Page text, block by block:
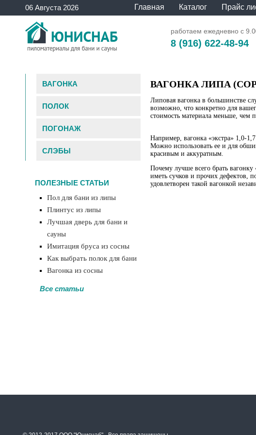
06 Августа 2026 Главная Каталог Прайс
работаем ежедневно с
8 (916) 622-48-94
ВАГОНКА ЛИПА
Липовая вагонка в большинстве
возможно, что конкретно для
стоимость материала меньше, чем
Например, вагонка «экстра» 1,0-
Можно использовать ее и для
красивым и аккуратным.
Почему лучше всего брать вагонку
иметь сучков и прочих дефектов,
удовлетворен такой вагонкой
ВАГОНКА
ПОЛОК
ПОГОНАЖ
СЛЭБЫ
ПОЛЕЗНЫЕ СТАТЬИ
Пол для бани из липы
Плинтус из липы
Лучшая дверь для бани и
сауны
Имитация бруса из сосны
Как выбрать полок для бани
Вагонка из сосны
Все статьи